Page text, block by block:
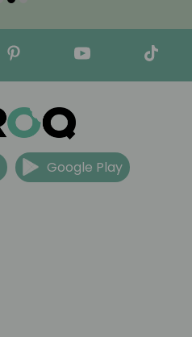
Google Play